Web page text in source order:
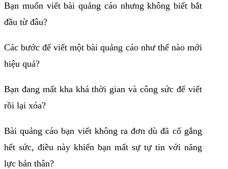
Bạn muốn viết bài quảng cáo nhưng không biết bắt
đầu từ đâu?
Các bước để viết một bài quảng cáo như thế nào mới
hiệu quả?
Bạn đang mất kha khá thời gian và công sức để viết
rồi lại xóa?
Bài quảng cáo bạn viết không ra đơn dù đã cố gắng
hết sức, điều này khiến bạn mất sự tự tin với năng
lực bản thân?